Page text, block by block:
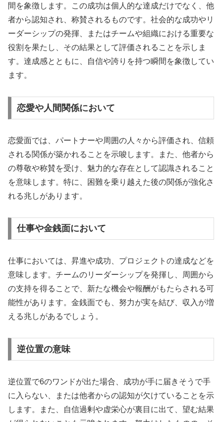
間を象徴します。この成功は個人的な達成だけでなく、他
者から認知され、称賛されるものです。社会的な成功やリ
ーダーシップの発揮、またはチームや組織における重要な
役割を果たし、その結果として評価されることを示しま
す。達成感とともに、自信や誇りを持つ瞬間を象徴してい
ます。
恋愛や人間関係において
恋愛面では、パートナーや周囲の人々から評価され、信頼
される関係が築かれることを示唆します。また、他者から
の尊敬や称賛を受け、魅力的な存在として認識されること
を意味します。特に、困難を乗り越えた後の関係が強化さ
れる兆しがあります。
仕事や金銭面において
仕事においては、昇進や成功、プロジェクトの達成などを
意味します。チームのリーダーシップを発揮し、周囲から
の支持を得ることで、新たな機会や報酬がもたらされる可
能性があります。金銭面でも、努力が実を結び、収入が増
える兆しがあるでしょう。
逆位置の意味
逆位置で6のワンドが出た場合、成功が手に届きそうで手
に入らない、または他者からの認知が欠けていることを示
します。また、自信過剰や虚栄心が裏目に出て、望む結果